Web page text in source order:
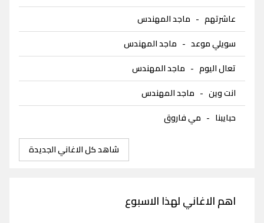
عاشرتهم - ماجد المهندس
سويلي موعد - ماجد المهندس
تعال اليوم - ماجد المهندس
انت وين - ماجد المهندس
حبايبنا - مي فاروق
شاهد كل الاغاني الجديدة
اهم الاغاني لهذا الاسبوع